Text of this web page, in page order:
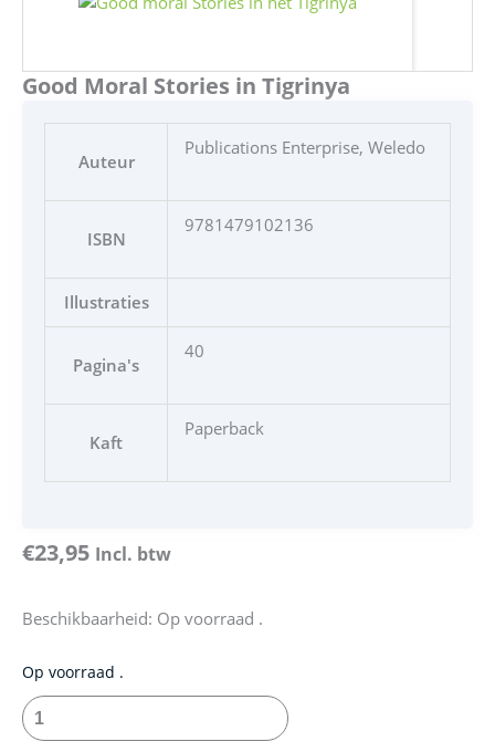
Good Moral Stories in Tigrinya
Auteur
Publications Enterprise, Weledo
ISBN
9781479102136
Illustraties
Pagina's
40
Kaft
Paperback
€23,95 Incl. btw
Beschikbaarheid: Op voorraad .
Op voorraad .
Good
Moral
Stories